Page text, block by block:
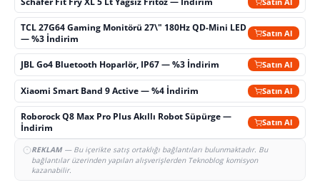
TCL 27G64 Gaming Monitörü 27\" 180Hz QD-Mini LED
— %3 İndirim
Satın Al
JBL Go4 Bluetooth Hoparlör, IP67 — %3 İndirim Satın Al
Xiaomi Smart Band 9 Active — %4 İndirim Satın Al
Roborock Q8 Max Pro Plus Akıllı Robot Süpürge —
İndirim
Satın Al
REKLAM— Bu içerikte satış ortaklığı bağlantıları bulunmaktadır. Bu
bağlantılar üzerinden yapılan alışverişlerden Teknoblog komisyon
kazanabilir.